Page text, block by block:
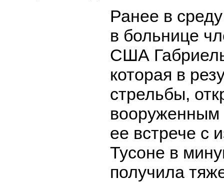
Ранее в
в больнице
США
которая в
стрельбы,
ее встрече с
Тусоне в
получила